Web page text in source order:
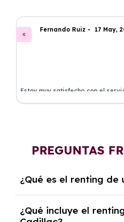
Fernando Ruiz - 17 May,
Estoy muy satisfecho con el
Renting. El coche está en
PREGUNTAS
¿Qué es el renting de
alquiler a largo plazo en
¿Qué incluye el